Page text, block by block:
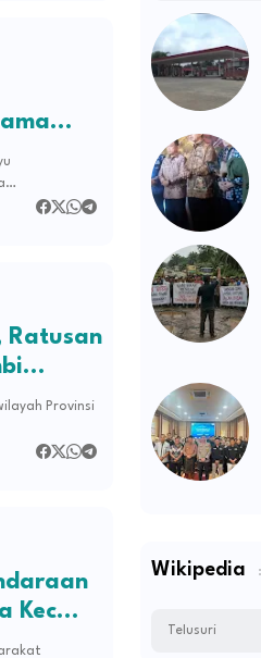
Ratusan
Provinsi
Kec
Wikipedia